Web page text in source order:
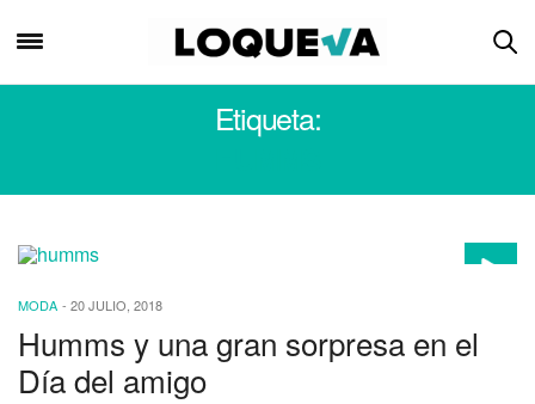
Etiqueta:
MODA - 20 JULIO, 2018
Humms y una gran sorpresa en el
Día del amigo